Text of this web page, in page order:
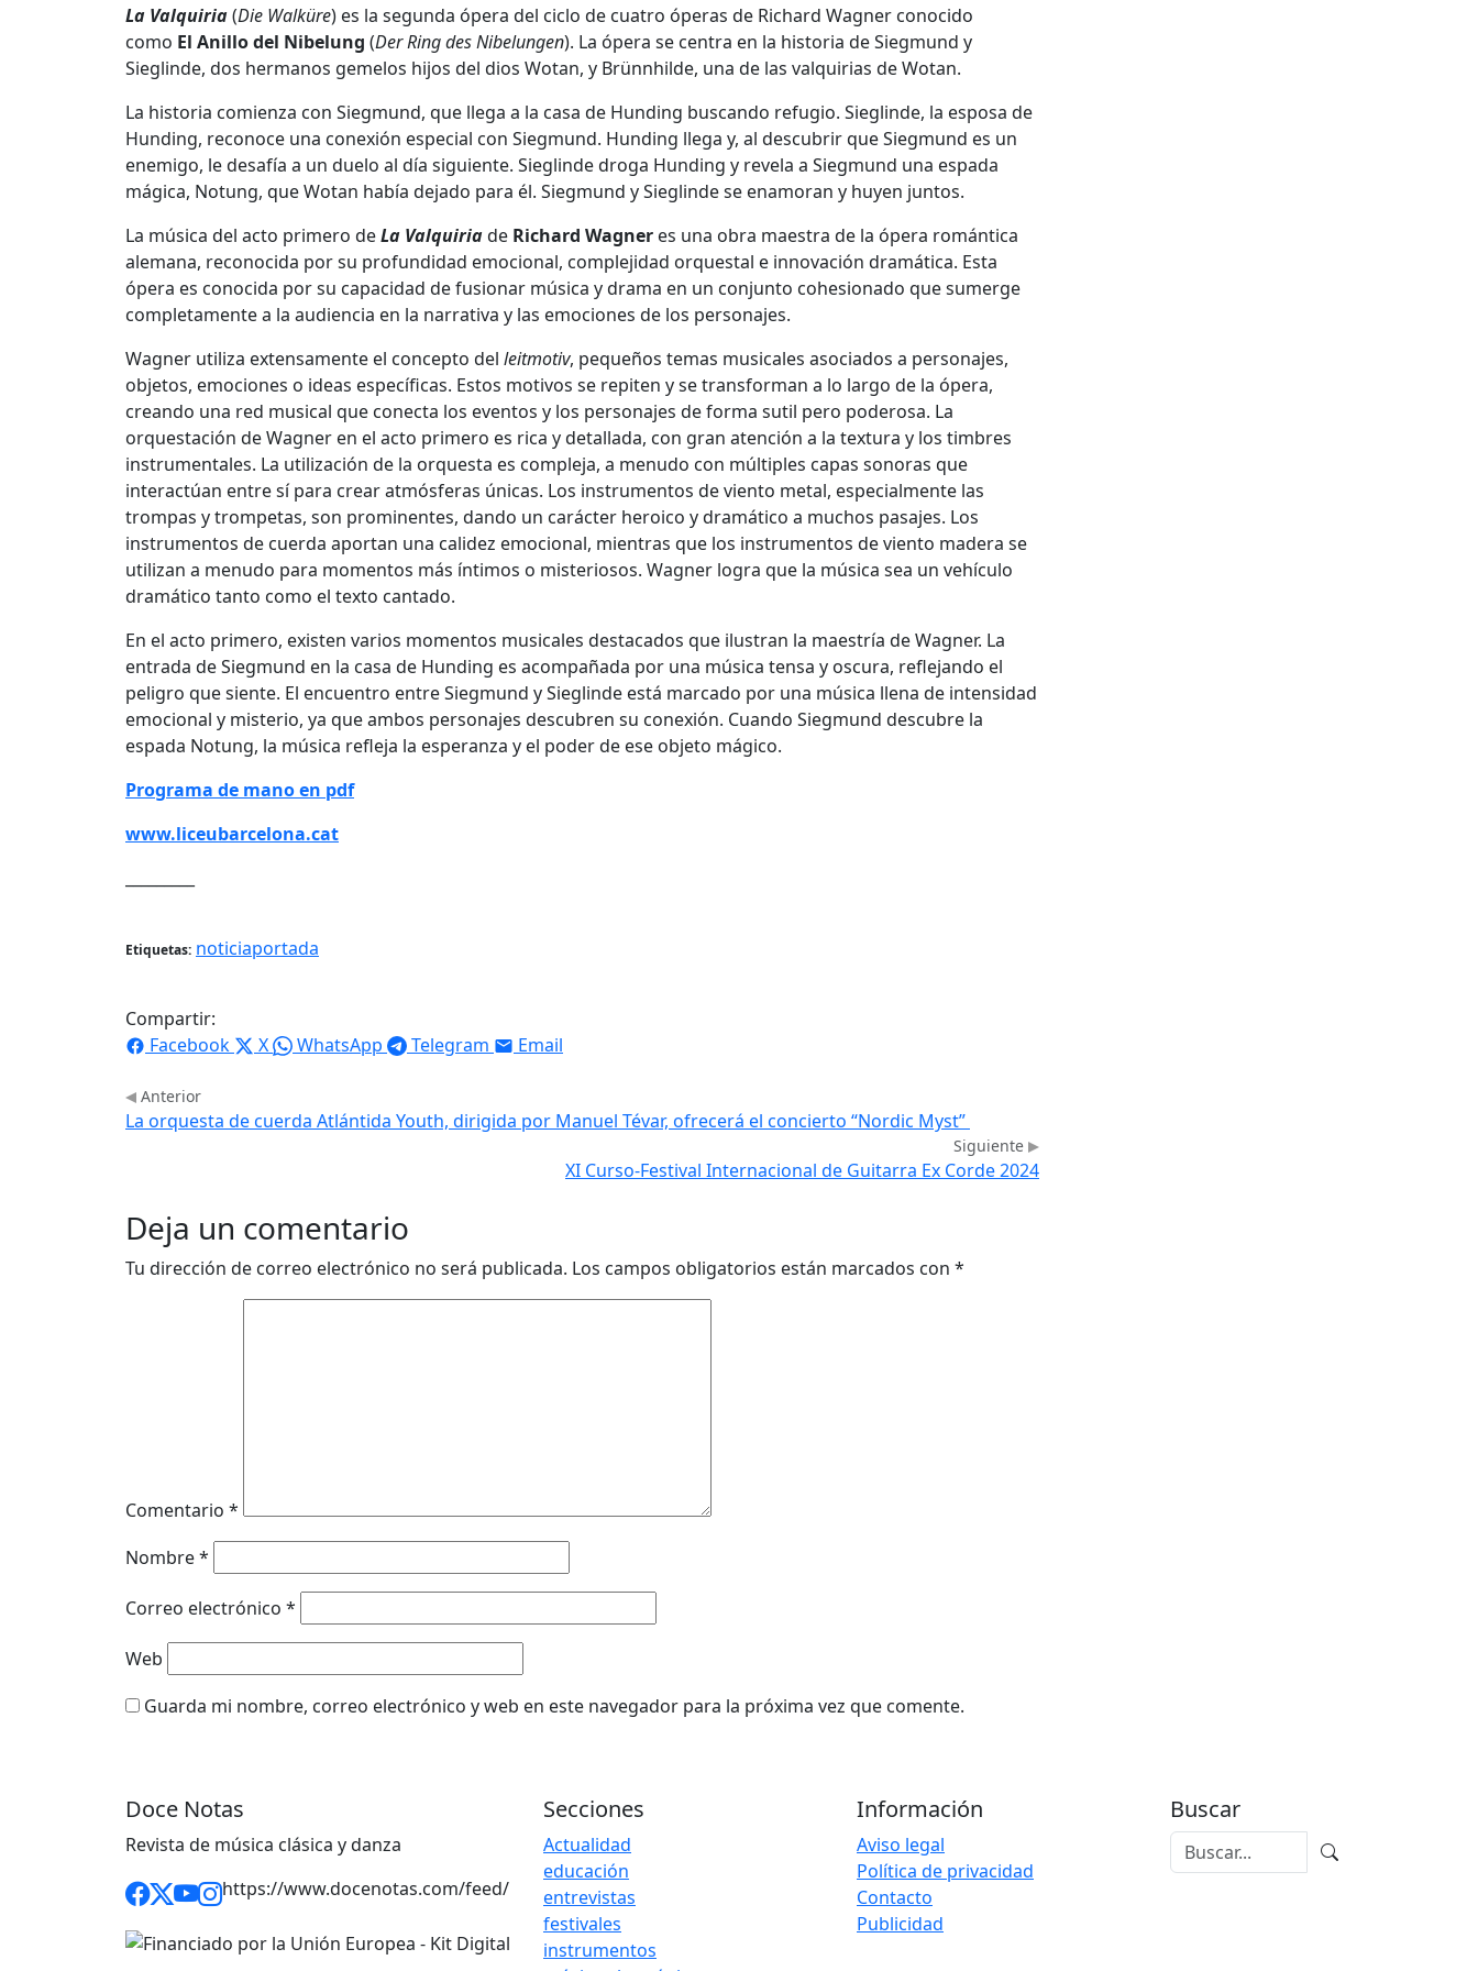
La Valquiria(Die Walküre) es la segunda ópera del ciclo de cuatro óperas de Richard Wagner conocido
como El Anillo del Nibelung (Der Ring des Nibelungen). La ópera se centra en la historia de Siegmund y
Sieglinde, dos hermanos gemelos hijos del dios Wotan, y Brünnhilde, una de las valquirias de Wotan.
La historia comienza con Siegmund, que llega a la casa de Hunding buscando refugio. Sieglinde, la esposa de
Hunding, reconoce una conexión especial con Siegmund. Hunding llega y, al descubrir que Siegmund es un
enemigo, le desafía a un duelo al día siguiente. Sieglinde droga Hunding y revela a Siegmund una espada
mágica, Notung, que Wotan había dejado para él. Siegmund y Sieglinde se enamoran y huyen juntos.
La música del acto primero deLa Valquiriade Richard Wagner es una obra maestra de la ópera romántica
alemana, reconocida por su profundidad emocional, complejidad orquestal e innovación dramática. Esta
ópera es conocida por su capacidad de fusionar música y drama en un conjunto cohesionado que sumerge
completamente a la audiencia en la narrativa y las emociones de los personajes.
Wagner utiliza extensamente el concepto del leitmotiv, pequeños temas musicales asociados a personajes,
objetos, emociones o ideas específicas. Estos motivos se repiten y se transforman a lo largo de la ópera,
creando una red musical que conecta los eventos y los personajes de forma sutil pero poderosa. La
orquestación de Wagner en el acto primero es rica y detallada, con gran atención a la textura y los timbres
instrumentales. La utilización de la orquesta es compleja, a menudo con múltiples capas sonoras que
interactúan entre sí para crear atmósferas únicas. Los instrumentos de viento metal, especialmente las
trompas y trompetas, son prominentes, dando un carácter heroico y dramático a muchos pasajes. Los
instrumentos de cuerda aportan una calidez emocional, mientras que los instrumentos de viento madera se
utilizan a menudo para momentos más íntimos o misteriosos. Wagner logra que la música sea un vehículo
dramático tanto como el texto cantado.
En el acto primero, existen varios momentos musicales destacados que ilustran la maestría de Wagner. La
entrada de Siegmund en la casa de Hunding es acompañada por una música tensa y oscura, reflejando el
peligro que siente. El encuentro entre Siegmund y Sieglinde está marcado por una música llena de intensidad
emocional y misterio, ya que ambos personajes descubren su conexión. Cuando Siegmund descubre la
espada Notung, la música refleja la esperanza y el poder de ese objeto mágico.
Programa de mano en pdf
www.liceubarcelona.cat
Etiquetas: noticiaportada
Compartir:
Facebook
X WhatsApp Telegram Email
Anterior
La orquesta de cuerda Atlántida Youth, dirigida por Manuel Tévar, ofrecerá el concierto “Nordic Myst”
Siguiente
XI Curso-Festival Internacional de Guitarra Ex Corde 2024
Deja un comentario
Tu dirección de correo electrónico no será publicada. Los campos obligatorios están marcados con *
Comentario *
Nombre*
Correo electrónico *
Web
Guarda mi nombre, correo electrónico y web en este navegador para la próxima vez que comente.
Doce Notas
Revista de música clásica y danza
https://www.docenotas.com/feed/
Secciones
Actualidad
educación
entrevistas
festivales
instrumentos
Información
Aviso legal
Política de privacidad
Contacto
Publicidad
Buscar